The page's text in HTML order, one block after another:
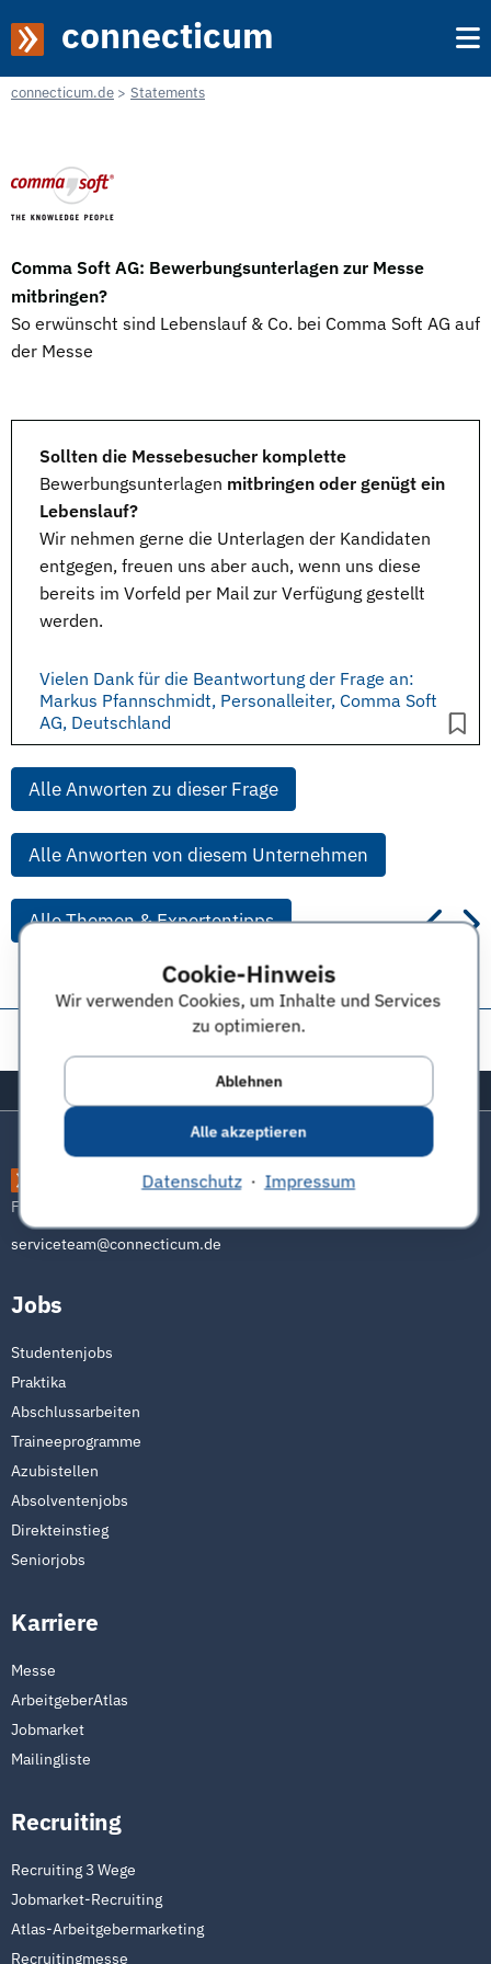
Cookie-Hinweis
Wir verwenden Cookies, um Inhalte und Services
zu optimieren.
Ablehnen
Alle akzeptieren
Datenschutz· Impressum
connecticum
connecticum.de Statements
Comma Soft AG: Bewerbungsunterlagen zur Messe
mitbringen?
So erwünscht sind Lebenslauf & Co. bei Comma Soft AG auf
der Messe
Sollten die Messebesucher komplette
Bewerbungsunterlagen mitbringen oder genügt ein
Lebenslauf?
Wir nehmen gerne die Unterlagen der Kandidaten
entgegen, freuen uns aber auch, wenn uns diese
bereits im Vorfeld per Mail zur Verfügung gestellt
werden.
Vielen Dank für die Beantwortung der Frage an:
Markus Pfannschmidt, Personalleiter, Comma Soft
AG, Deutschland
Alle Anworten zu dieser Frage
Alle Anworten von diesem Unternehmen
Alle Themen & Expertentipps
Diese Seite teilen:
Zurück zum Seitenanfang
connecticum
Freu dich auf die Zukunft
serviceteam@connecticum.de
Jobs
Studentenjobs
Praktika
Abschlussarbeiten
Traineeprogramme
Azubistellen
Absolventenjobs
Direkteinstieg
Seniorjobs
Karriere
Messe
ArbeitgeberAtlas
Jobmarket
Mailingliste
Recruiting
Recruiting 3 Wege
Jobmarket-Recruiting
Atlas-Arbeitgebermarketing
Recruitingmesse